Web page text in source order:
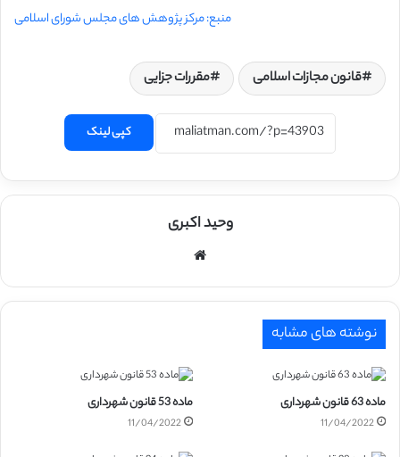
منبع: مرکز پژوهش های مجلس شورای اسلامی
قانون مجازات اسلامی مقررات جزایی
کپی لینک
وحید اکبری
نوشته های مشابه
ماده 63 قانون شهرداری
11/04/2022
ماده 53 قانون شهرداری
11/04/2022